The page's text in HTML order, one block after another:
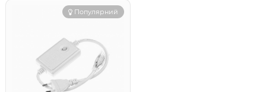
Популярний